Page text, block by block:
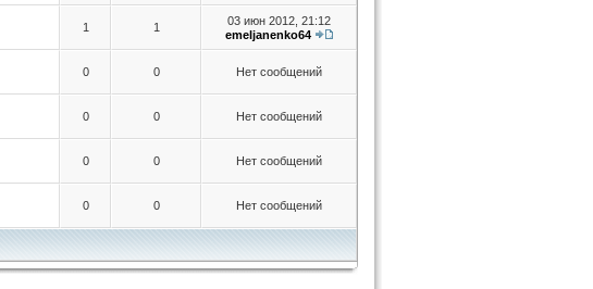
1 1
03 июн 2012, 21:12
emeljanenko64
0 0 Нет сообщений
0 0 Нет сообщений
0 0 Нет сообщений
0 0 Нет сообщений